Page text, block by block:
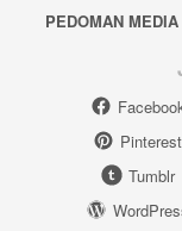
PEDOMAN
Pinterest
Tumblr